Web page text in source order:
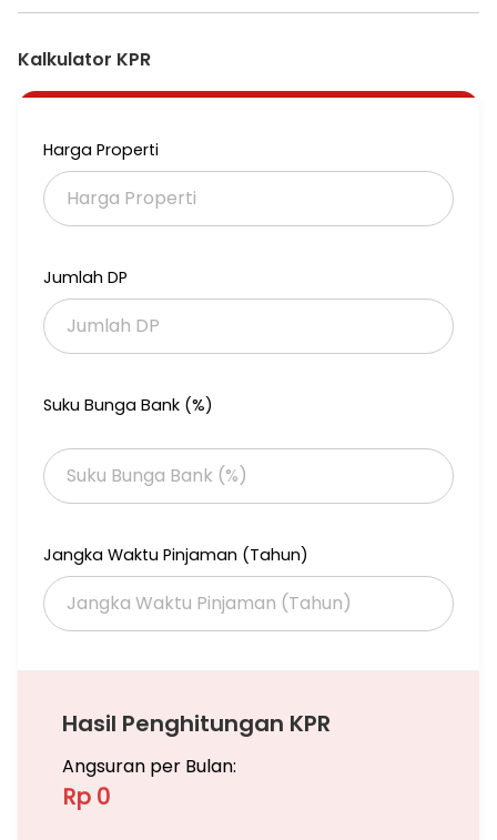
Kalkulator KPR
Harga Properti
Jumlah DP
Suku Bunga Bank (%)
Jangka Waktu Pinjaman (Tahun)
Hasil Penghitungan KPR
Angsuran per Bulan:
Rp 0